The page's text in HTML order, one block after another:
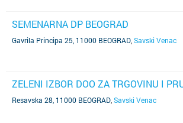
SEMENARNA DP BEOGRAD
Gavrila Principa 25, 11000 BEOGRAD Savski Venac
ZELENI IZBOR DOO ZA TRGOVINU I
Resavska 28, 11000 BEOGRAD Savski Venac